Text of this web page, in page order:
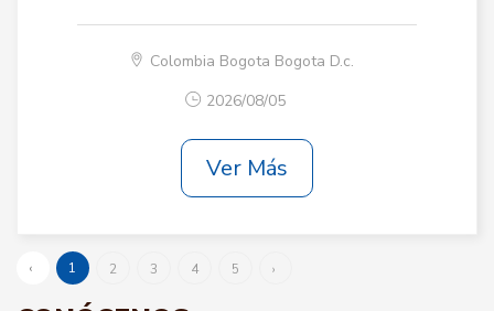
Colombia Bogota Bogota D.c.
2026/08/05
Ver Más
‹ 1 2 3 4 5 ›